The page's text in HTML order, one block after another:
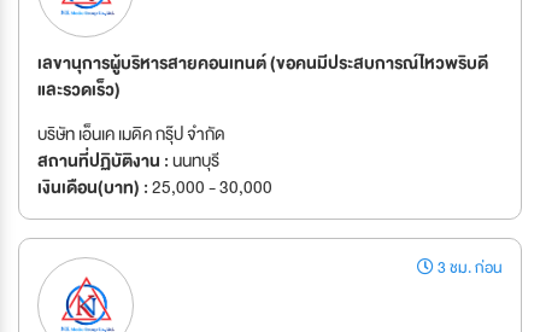
เลขานุการผู้บริหารสายคอนเทนต์ (ขอคนมีประสบการณ์ไหวพริบดี
และรวดเร็ว)
บริษัท เอ็นเค เมดิค กรุ๊ป จำกัด
สถานที่ปฏิบัติงาน :นนทบุรี
เงินเดือน(บาท) :25,000 - 30,000
3 ชม. ก่อน